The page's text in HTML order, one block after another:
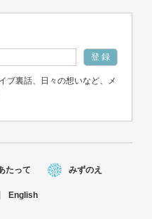
ブ裏話、日々の想いなど、メ
たって みずのえ
English